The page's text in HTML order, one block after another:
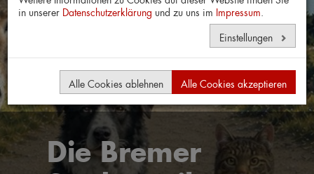
Die Bremer
in unserer Datenschutzerklärung und zu uns im Impressum
Einstellungen
Alle Cookies ablehnen Alle Cookies akzeptieren